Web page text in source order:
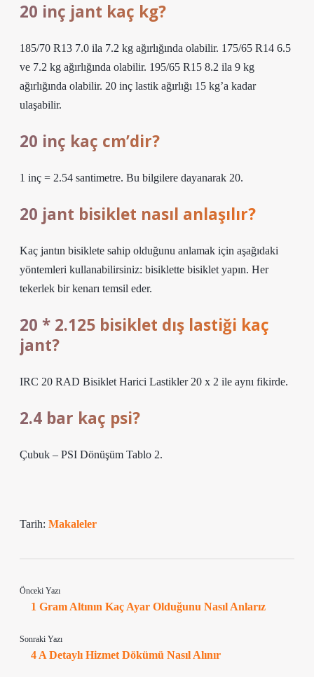
20 inç jant kaç kg?
185/70 R13 7.0 ila 7.2 kg ağırlığında olabilir. 175/65 R14 6.5
ve 7.2 kg ağırlığında olabilir. 195/65 R15 8.2 ila 9 kg
ağırlığında olabilir. 20 inç lastik ağırlığı 15 kg’a kadar
ulaşabilir.
20 inç kaç cm’dir?
1 inç = 2.54 santimetre. Bu bilgilere dayanarak 20.
20 jant bisiklet nasıl anlaşılır?
Kaç jantın bisiklete sahip olduğunu anlamak için aşağıdaki
yöntemleri kullanabilirsiniz: bisiklette bisiklet yapın. Her
tekerlek bir kenarı temsil eder.
20 * 2.125 bisiklet dış lastiği kaç
jant?
IRC 20 RAD Bisiklet Harici Lastikler 20 x 2 ile aynı fikirde.
2.4 bar kaç psi?
Çubuk – PSI Dönüşüm Tablo 2.
Tarih: Makaleler
Önceki Yazı
1 Gram Altının Kaç Ayar Olduğunu Nasıl Anlarız
Sonraki Yazı
4 A Detaylı Hizmet Dökümü Nasıl Alınır